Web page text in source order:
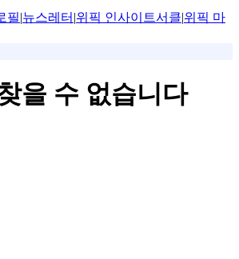
필|뉴스레터 |위픽 인사이트서클|위픽 마
을 수 없습니다